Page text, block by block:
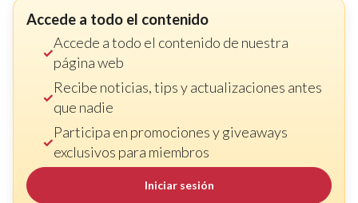
Accede a todo el contenido
Accede a todo el contenido de nuestra
página web
Recibe noticias, tips y actualizaciones antes
que nadie
Participa en promociones y giveaways
exclusivos para miembros
Iniciar sesión